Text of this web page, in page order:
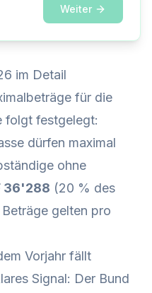
Weiter
im Detail
für die
folgt festgelegt:
dürfen maximal
ohne
36'288 (20 % des
gelten pro
Vorjahr fällt
Signal: Der Bund